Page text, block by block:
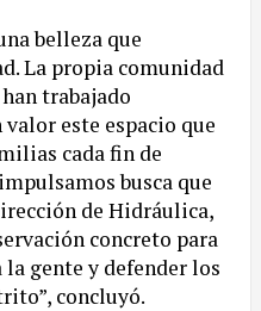
belleza que
La propia comunidad
trabajado
este espacio que
cada fin de
busca que
de Hidráulica,
concreto para
gente y defender los
concluyó.